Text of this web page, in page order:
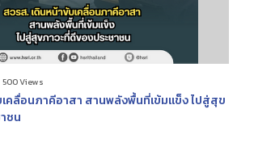
500 Views
คลื่อนภาคีอาสา สานพลังพื้นที่เข้มแข็ง ไปสู่สุข
ชน